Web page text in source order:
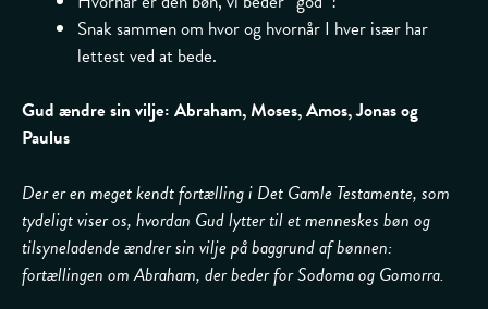
Snak sammen om hvor og hvornår I hver især har
lettest ved at bede.
Gud ændre sin vilje: Abraham, Moses, Amos, Jonas og
Paulus
Der er en meget kendt fortælling i Det Gamle Testamente, som
tydeligt viser os, hvordan Gud lytter til et menneskes bøn og
tilsyneladende ændrer sin vilje på baggrund af bønnen:
fortællingen om Abraham, der beder for Sodoma og Gomorra.